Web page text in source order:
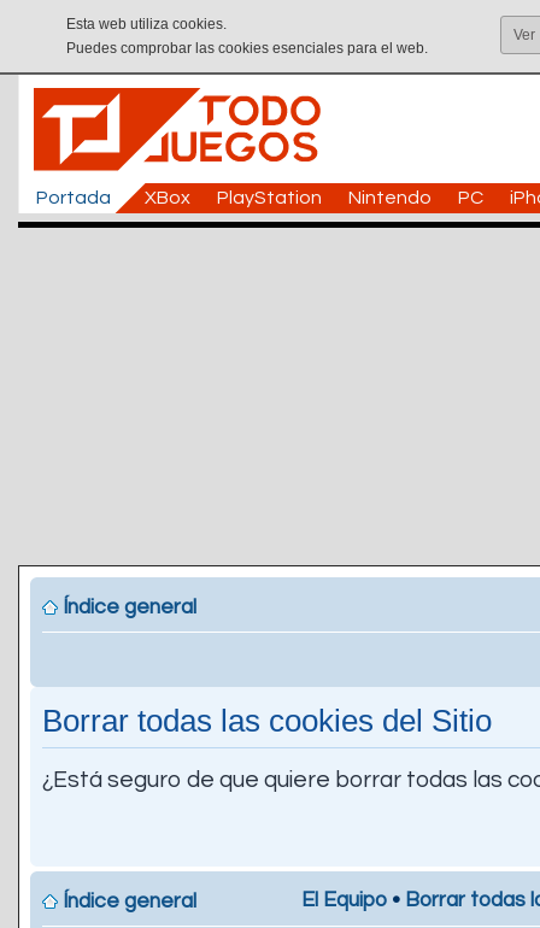
Esta web utiliza cookies.
Puedes comprobar las cookies esenciales para el web.
Ver
Portada XBox PlayStation Nintendo PC
Índice general
Borrar todas las cookies del Sitio
¿Está seguro de que quiere borrar todas las
Índice general El Equipo • Borrar todas